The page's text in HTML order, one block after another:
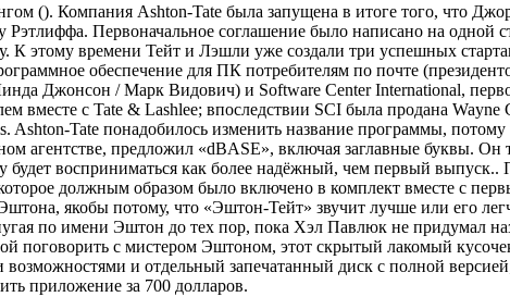
(). Компания Ashton-Tate была запущена в итоге того, что
Первоначальное соглашение было написано на одной
этому времени Тейт и Лэшли уже создали три успешных
обеспечение для ПК потребителям по почте
Джонсон / Марк Видович) и Software Center International,
вместе с Tate & Lashlee; впоследствии SCI была продана
Tate понадобилось изменить название программы,
агентстве, предложил «dBASE», включая заглавные буквы.
будет восприниматься как более надёжный, чем первый
должным образом было включено в комплект вместе с
якобы потому, что «Эштон-Тейт» звучит лучше или его
по имени Эштон до тех пор, пока Хэл Павлюк не придумал
поговорить с мистером Эштоном, этот скрытый лакомый
и отдельный запечатанный диск с полной
приложение за 700 долларов.